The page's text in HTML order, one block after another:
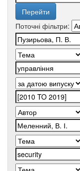
Поточні фільтри: